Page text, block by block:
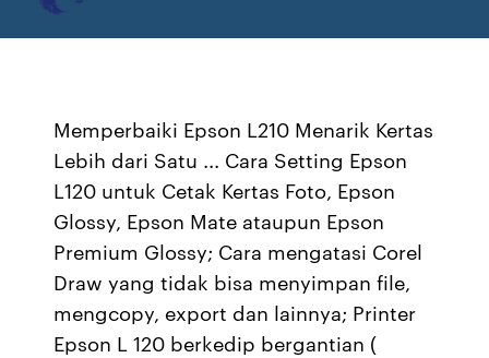
Memperbaiki Epson L210 Menarik Kertas
Lebih dari Satu ... Cara Setting Epson
L120 untuk Cetak Kertas Foto, Epson
Glossy, Epson Mate ataupun Epson
Premium Glossy; Cara mengatasi Corel
Draw yang tidak bisa menyimpan file,
mengcopy, export dan lainnya; Printer
Epson L 120 berkedip bergantian (